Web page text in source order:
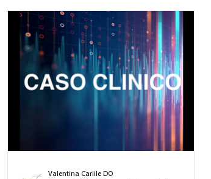
Valentina Carlile DO